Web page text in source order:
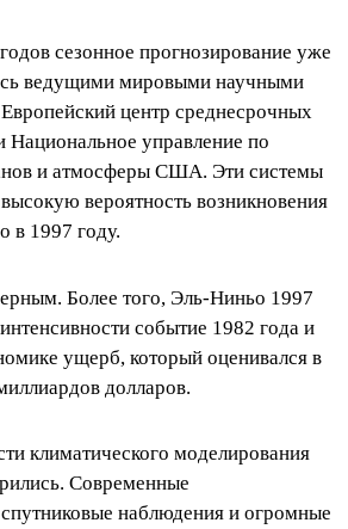
сезонное прогнозирование уже
ведущими мировыми научными
центр среднесрочных
Национальное управление по
и атмосферы США. Эти системы
вероятность возникновения
в 1997 году.
Более того, Эль-Ниньо 1997
событие 1982 года и
ущерб, который оценивался в
долларов.
климатического моделирования
Современные
наблюдения и огромные